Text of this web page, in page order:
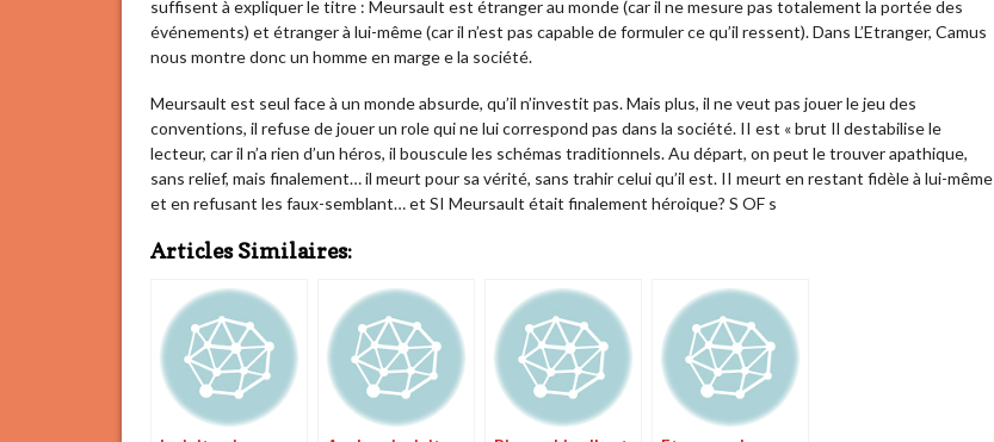
suffisent à expliquer le titre : Meursault est étranger au monde (car il ne mesure pas totalement la portée des
événements) et étranger à lui-même (car il n’est pas capable de formuler ce qu’il ressent). Dans L’Etranger, Camus
nous montre donc un homme en marge e la société.
Meursault est seul face à un monde absurde, qu’il n’investit pas. Mais plus, il ne veut pas jouer le jeu des
conventions, il refuse de jouer un role qui ne lui correspond pas dans la société. II est « brut Il destabilise le
lecteur, car il n’a rien d’un héros, il bouscule les schémas traditionnels. Au départ, on peut le trouver apathique,
sans relief, mais finalement… il meurt pour sa vérité, sans trahir celui qu’il est. II meurt en restant fidèle à lui-même
et en refusant les faux-semblant… et SI Meursault était finalement héroique? S OF s
Articles Similaires: